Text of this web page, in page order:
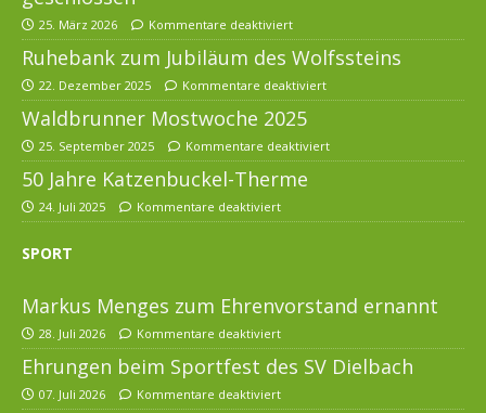
25. März 2026 Kommentare deaktiviert
Ruhebank zum Jubiläum des Wolfssteins
22. Dezember 2025 Kommentare deaktiviert
Waldbrunner Mostwoche 2025
25. September 2025 Kommentare deaktiviert
50 Jahre Katzenbuckel-Therme
24. Juli 2025 Kommentare deaktiviert
SPORT
Markus Menges zum Ehrenvorstand ernannt
28. Juli 2026 Kommentare deaktiviert
Ehrungen beim Sportfest des SV Dielbach
07. Juli 2026 Kommentare deaktiviert